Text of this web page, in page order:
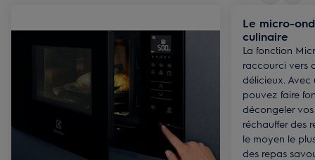
Le micro-
culinaire
La fonction
raccourci vers
délicieux. Avec
pouvez faire
décongeler
réchauffer des
le moyen le
des repas